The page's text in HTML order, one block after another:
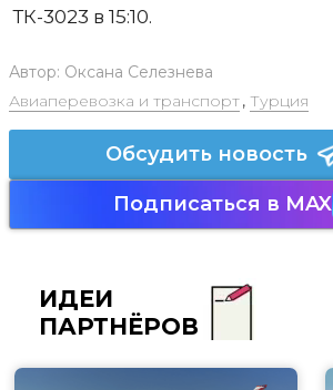
ТК-3023 в 15:10.
Автор: Оксана Селезнева
Авиаперевозка и транспорт, Турция
Обсудить новость
Подписаться в MAX
ИДЕИ
ПАРТНЁРОВ